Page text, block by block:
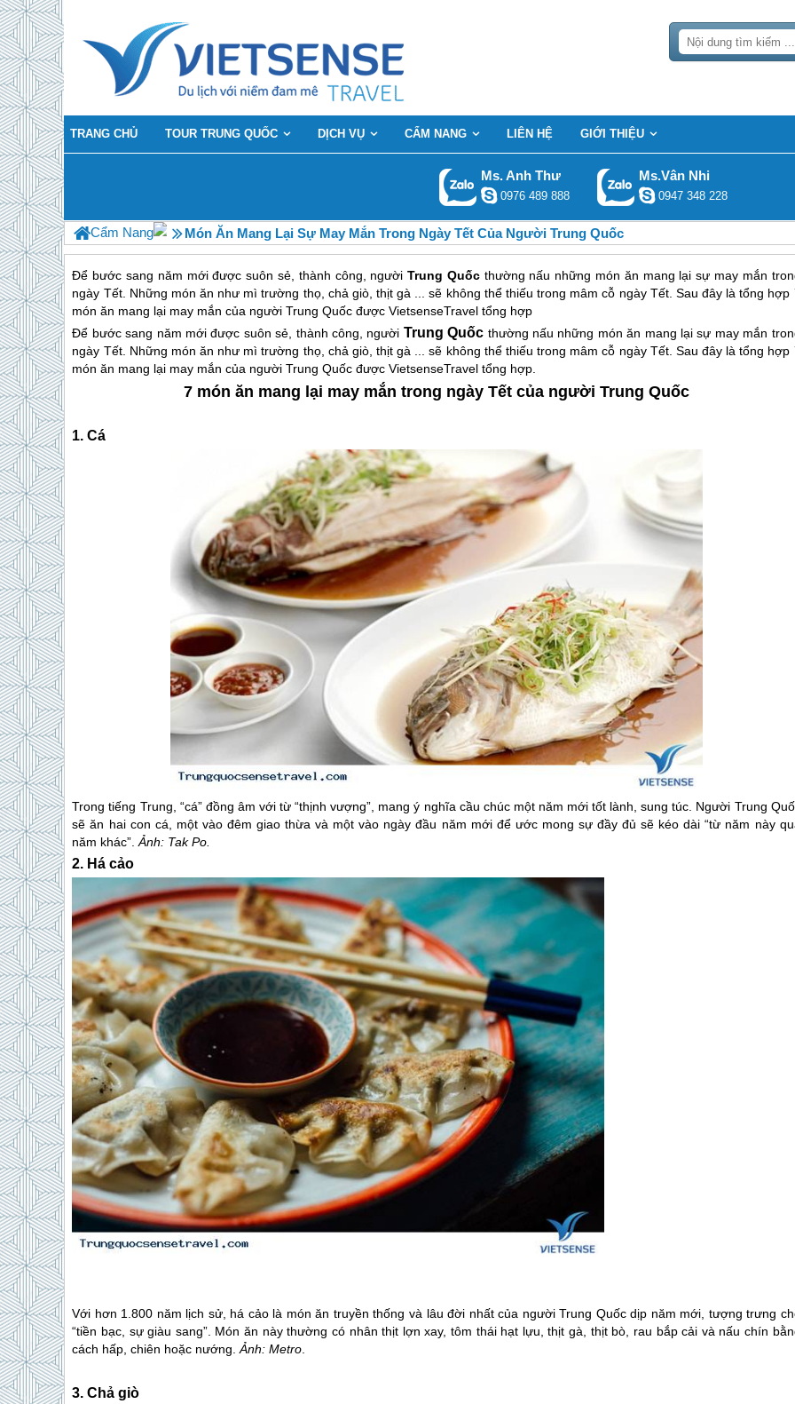
TRANG CHỦ TOUR TRUNG QUỐC DỊCH VỤ CẨM NANG LIÊN HỆ GIỚI THIỆU
Ms. Anh Thư
0976 489 888
Ms.Vân Nhi
0947 348 228
Cẩm Nang Món Ăn Mang Lại Sự May Mắn Trong Ngày Tết Của Người Trung Quốc
Để bước sang năm mới được suôn sẻ, thành công, ngườiTrung Quốcthường nấu những món ăn mang lại sự may mắn
ngày Tết. Những món ăn như mì trường thọ, chả giò, thịt gà ... sẽ không thể thiếu trong mâm cỗ ngày Tết. Sau đây là tổng hợp
món ăn mang lại may mắn của người Trung Quốc được VietsenseTravel tổng hợp
Để bước sang năm mới được suôn sẻ, thành công, người Trung Quốc thường nấu những món ăn mang lại sự may mắn
ngày Tết. Những món ăn như mì trường thọ, chả giò, thịt gà ... sẽ không thể thiếu trong mâm cỗ ngày Tết. Sau đây là tổng hợp
món ăn mang lại may mắn của ngườiTrung Quốc được VietsenseTravel tổng hợp.
7 món ăn mang lại may mắn trong ngày Tết của người Trung Quốc
1. Cá
Trong tiếng Trung, “cá” đồng âm với từ “thịnh vượng”, mang ý nghĩa cầu chúc một năm mới tốt lành, sung túc. Người Trung
sẽ ăn hai con cá, một vào đêm giao thừa và một vào ngày đầu năm mới để ước mong sự đầy đủ sẽ kéo dài “từ năm này
năm khác”.Ảnh: Tak Po.
2. Há cảo
Với hơn 1.800 năm lịch sử, há cảo là món ăn truyền thống và lâu đời nhất của ngườiTrung Quốcdịp năm mới, tượng trưng
“tiền bạc, sự giàu sang”. Món ăn này thường có nhân thịt lợn xay, tôm thái hạt lựu, thịt gà, thịt bò, rau bắp cải và nấu chín
cách hấp, chiên hoặc nướng.Ảnh: Metro
3. Chả giò